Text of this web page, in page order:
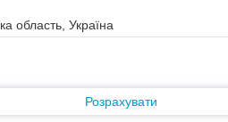
Розрахувати